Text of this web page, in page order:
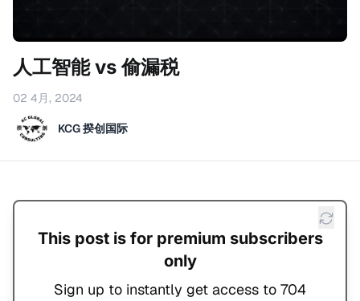
人工智能 vs 偷漏税
02 4月, 2024
KCG 揆创国际
This post is for premium subscribers
only
Sign up to instantly get access to 704